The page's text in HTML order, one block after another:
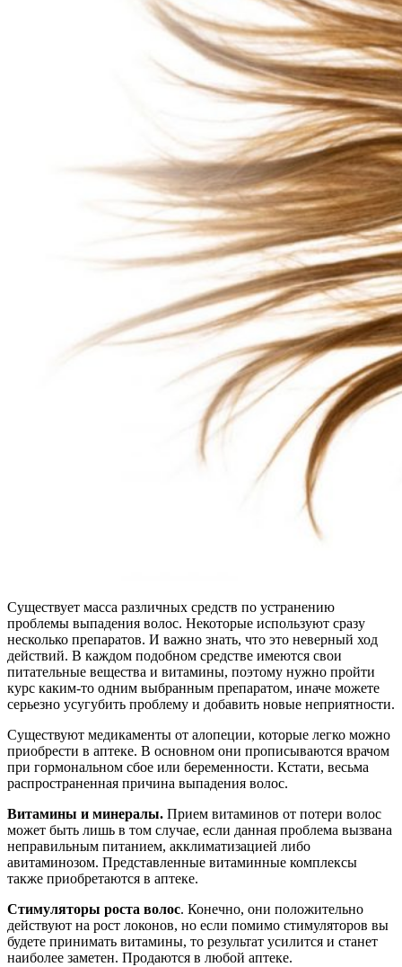
Существует масса различных средств по устранению
проблемы выпадения волос. Некоторые используют сразу
несколько препаратов. И важно знать, что это неверный ход
действий. В каждом подобном средстве имеются свои
питательные вещества и витамины, поэтому нужно пройти
курс каким-то одним выбранным препаратом, иначе можете
серьезно усугубить проблему и добавить новые неприятности.
Существуют медикаменты от алопеции, которые легко можно
приобрести в аптеке. В основном они прописываются врачом
при гормональном сбое или беременности. Кстати, весьма
распространенная причина выпадения волос.
Витамины и минералы. Прием витаминов от потери волос
может быть лишь в том случае, если данная проблема вызвана
неправильным питанием, акклиматизацией либо
авитаминозом. Представленные витаминные комплексы
также приобретаются в аптеке.
Стимуляторы роста волос. Конечно, они положительно
действуют на рост локонов, но если помимо стимуляторов вы
будете принимать витамины, то результат усилится и станет
наиболее заметен. Продаются в любой аптеке.